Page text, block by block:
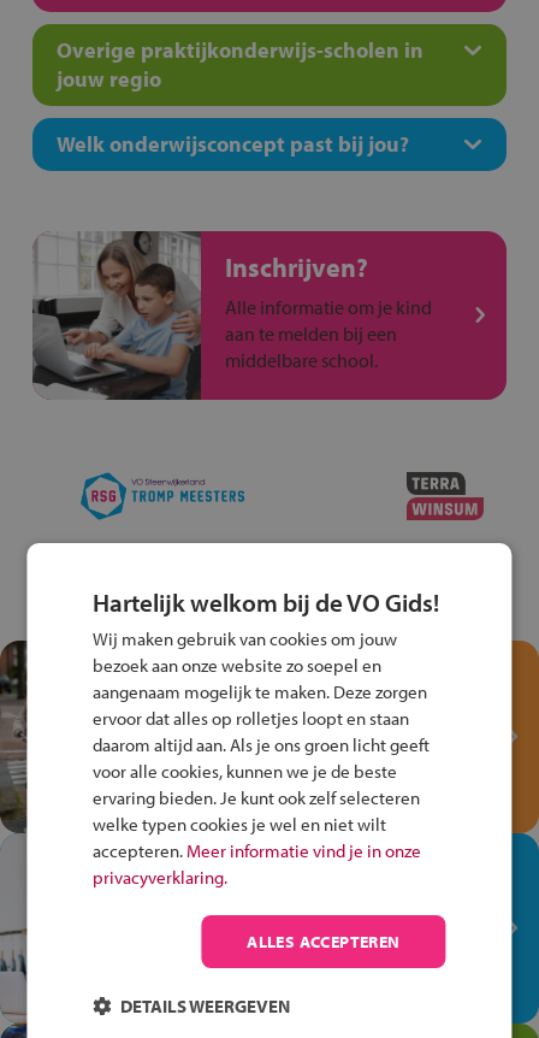
Overige praktijkonderwijs-scholen in
jouw regio
Welk onderwijsconcept past bij jou?
Inschrijven?
Alle informatie om je kind
aan te melden bij een
middelbare school.
Test je kennis met het
Fiets Veilig
Verkeersspel!
Speel het Fiets Veilig Verkeersspel
en win een Cortina-fiets!
In de winkel ben je op je
plek!
Ontdek via het vmbo jouw talent
op de winkelvloer, waar elke dag
Hartelijk welkom bij de VO Gids!
Wij maken gebruik van cookies om jouw
bezoek aan onze website zo soepel en
aangenaam mogelijk te maken. Deze zorgen
ervoor dat alles op rolletjes loopt en staan
daarom altijd aan. Als je ons groen licht geeft
voor alle cookies, kunnen we je de beste
ervaring bieden. Je kunt ook zelf selecteren
welke typen cookies je wel en niet wilt
accepteren. Meer informatie vind je in onze
privacyverklaring.
ALLES ACCEPTEREN
DETAILS WEERGEVEN